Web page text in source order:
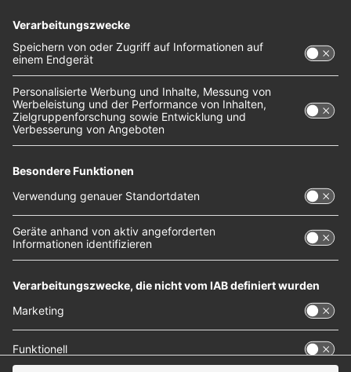
Drittanbieters, um Videoinhalte einzubetten.
sammeln. Bitte lesen Sie die Details durch und
stimmen Sie der Nutzung des Service zu, um
dieses Video anzusehen.
Mehr Informationen
powered byUsercentrics Consent Management
Platform
Geschrieben am8. März 2024inMusik, NOXX-Künstler
Tags:
Conan Gray, NOXX-Künstler